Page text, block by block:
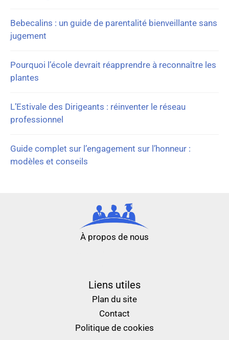
Bebecalins : un guide de parentalité bienveillante sans
jugement
Pourquoi l’école devrait réapprendre à reconnaître les
plantes
L’Estivale des Dirigeants : réinventer le réseau
professionnel
Guide complet sur l’engagement sur l’honneur :
modèles et conseils
À propos de nous
Liens utiles
Plan du site
Contact
Politique de cookies